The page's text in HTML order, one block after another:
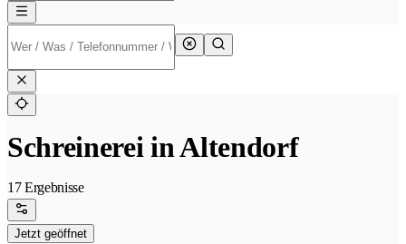
Schreinerei in Altendorf
17 Ergebnisse
Jetzt geöffnet